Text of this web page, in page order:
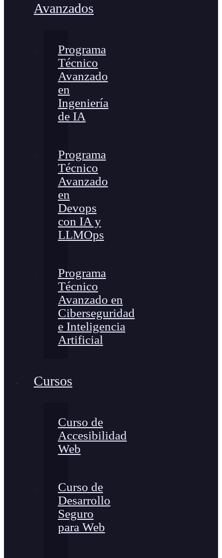
Avanzados
Programa
Técnico
Avanzado
en
Ingeniería
de IA
Programa
Técnico
Avanzado
en
Devops
con IA y
LLMOps
Programa
Técnico
Avanzado en
Ciberseguridad
e Inteligencia
Artificial
Cursos
Curso de
Accesibilidad
Web
Curso de
Desarrollo
Seguro
para Web